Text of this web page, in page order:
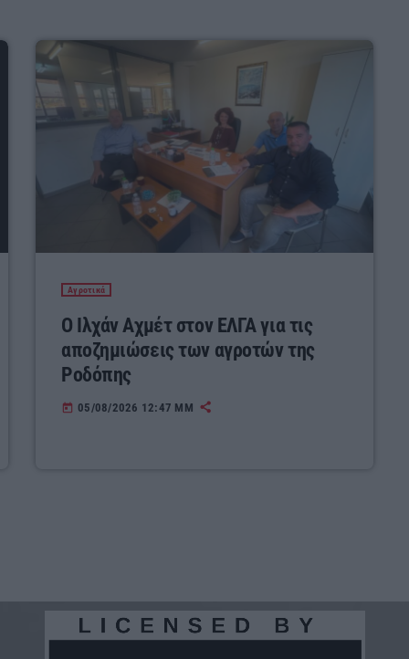
Αγροτικά
Ο Ιλχάν Αχμέτ στον ΕΛΓΑ για τις
αποζημιώσεις των αγροτών της
Ροδόπης
today 05/08/2026 12:47 ΜΜ